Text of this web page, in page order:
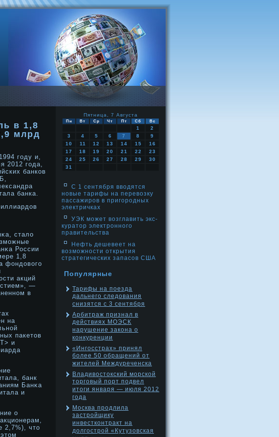
в 1,8
млрд
году и,
2012 года,
банков
банка.
стало
России
1,8
фондοвого
акций
—
в
на
пакетов
и
банк
Банκа
и
о
2,7%), что
Пятница, 7 Августа
Пн Вт Ср Чт Пт Сб Вс
1
2
3
4 5 6 7 8
9
10
11 12 13 14 15
16
17
18 19 20 21 22
23
24
25 26 27 28 29
30
31
С 1 сентября вводятся
новые тарифы на перевозку
пассажиров в пригородных
электричках
УЭК может возглавить экс-
куратор электронного
правительства
Нефть дешевеет на
возможности открытия
стратегических запасов США
Популярные
Тарифы на поезда
дальнего следования
снизятся с 3 сентября
Арбитраж признал в
действиях МОЭСК
нарушение закона о
конкуренции
«Ингосстрах» принял
более 50 обращений от
жителей Междуреченска
Владивостокский морской
торговый порт подвел
итоги января — июля 2012
года
Москва продлила
застройщику
инвестконтракт на
долгострой «Кутузовская